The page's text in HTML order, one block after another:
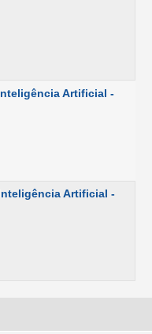
Artificial -
Artificial -